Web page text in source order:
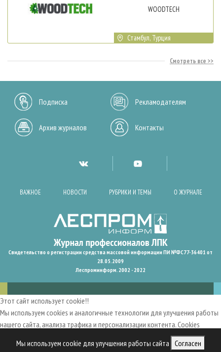
Мы используем cookie для улучшения работы сайта Согласен
WOODTECH
Стамбул, Турция
Смотреть все
Подписка Рекламодателям
Архив журналов Контакты
ВАЖНОЕ НОВОСТИ РУБРИКИ И ТЕМЫ О ЖУРНАЛЕ
Свидетельство о регистрации средства массовой информации ПИ №ФС77-36401 от
28.05.2009
Леспроминформ. 2002 - 2022
Этот сайт использует cookie!!
Мы используем cookies и аналогичные технологии для улучшения работы
нашего сайта, анализа трафика и персонализации контента. Cookies
пользовательский опыт